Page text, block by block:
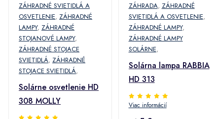
ZÁHRADNÉ SVIETIDLÁ A
OSVETLENIE, ZÁHRADNÉ
LAMPY, ZÁHRADNÉ
STOJANOVÉ LAMPY,
ZÁHRADNÉ STOJACE
SVIETIDLÁ, ZÁHRADNÉ
STOJACE SVIETIDLÁ,
Solárne osvetlenie HD
308 MOLLY
ZÁHRADA, ZÁHRADNÉ
SVIETIDLÁ A OSVETLENIE,
ZÁHRADNÉ LAMPY,
ZÁHRADNÉ LAMPY
SOLÁRNE,
Solárna lampa RABBIA
HD 313
Viac informácií